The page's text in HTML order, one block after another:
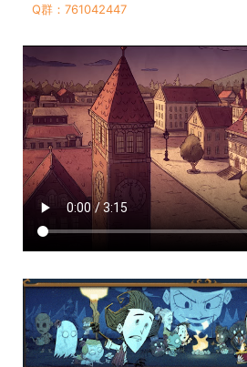
Q群：761042447